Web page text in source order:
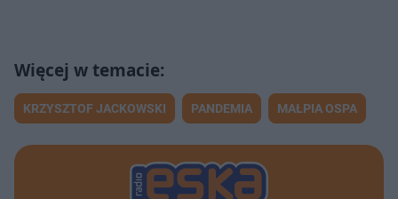
KRZYSZTOF JACKOWSKI PANDEMIA MAŁPIA OSPA